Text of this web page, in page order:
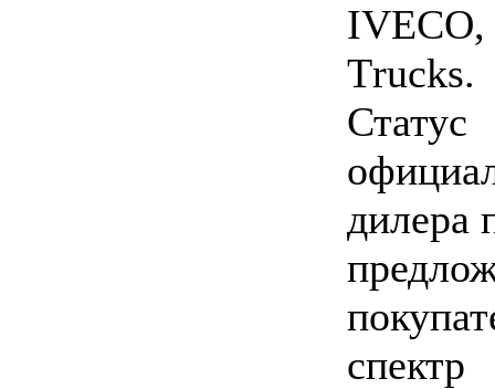
IVECO,
Тrucks.
Статус
дилера
спектр